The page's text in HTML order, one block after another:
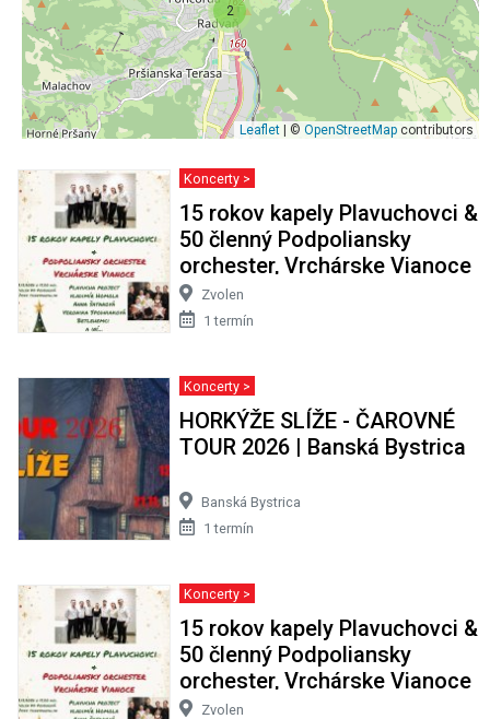
2
Leaflet | © OpenStreetMap contributors
Koncerty >
15 rokov kapely Plavuchovci &
50 členný Podpoliansky
orchester, Vrchárske Vianoce
Zvolen
1 termín
Koncerty >
HORKÝŽE SLÍŽE - ČAROVNÉ
TOUR 2026 | Banská Bystrica
Banská Bystrica
1 termín
Koncerty >
15 rokov kapely Plavuchovci &
50 členný Podpoliansky
orchester, Vrchárske Vianoce
Zvolen